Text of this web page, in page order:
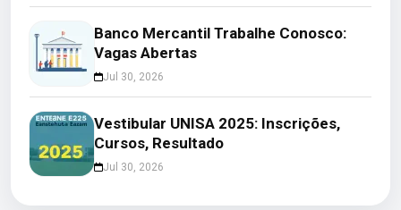
Banco Mercantil Trabalhe Conosco:
Vagas Abertas
Jul 30, 2026
Vestibular UNISA 2025: Inscrições,
Cursos, Resultado
Jul 30, 2026